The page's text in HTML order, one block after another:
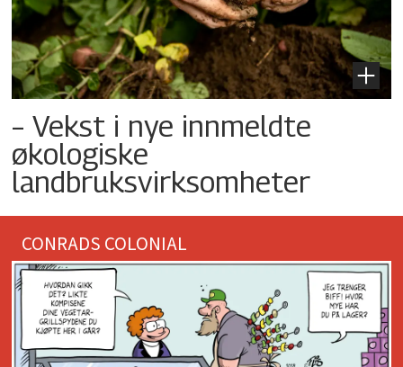
– Vekst i nye innmeldte
økologiske
landbruksvirksomheter
CONRADS COLONIAL